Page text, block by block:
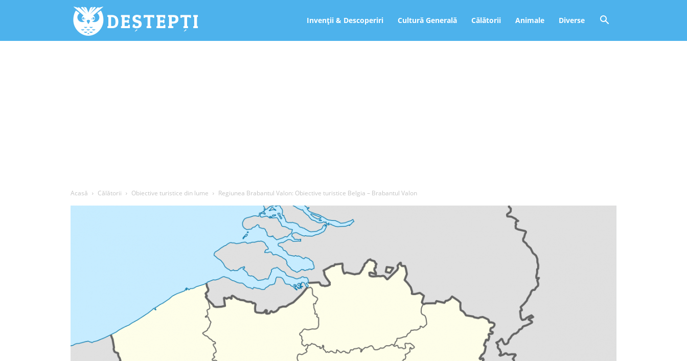
Deștepți.ro Invenții & Descoperiri Cultură Generală Călătorii Animale Diverse
Acasă Călătorii Obiective turistice din lume Regiunea Brabantul Valon: Obiective turistice Belgia – Brabantul Valon